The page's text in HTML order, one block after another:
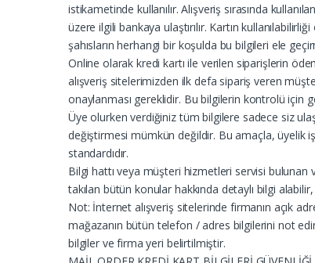
istikametinde kullanılır. Alışveriş sırasında
üzere ilgili bankaya ulaştırılır. Kartın
şahısların herhangi bir koşulda bu bilgileri ele
Online olarak kredi kartı ile verilen siparişlerin
alışveriş sitelerimizden ilk defa sipariş veren
onaylanması gereklidir. Bu bilgilerin kontrolü için
Üye olurken verdiğiniz tüm bilgilere sadece siz
değiştirmesi mümkün değildir. Bu amaçla, üyelik
standardıdır.
Bilgi hattı veya müşteri hizmetleri servisi bulunan
takılan bütün konular hakkında detaylı bilgi
Not: İnternet alışveriş sitelerinde firmanın açık
mağazanın bütün telefon / adres bilgilerini not
bilgiler ve firma yeri belirtilmiştir.